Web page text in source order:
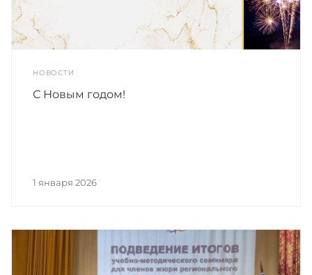
НОВОСТИ
С Новым годом!
1 января 2026